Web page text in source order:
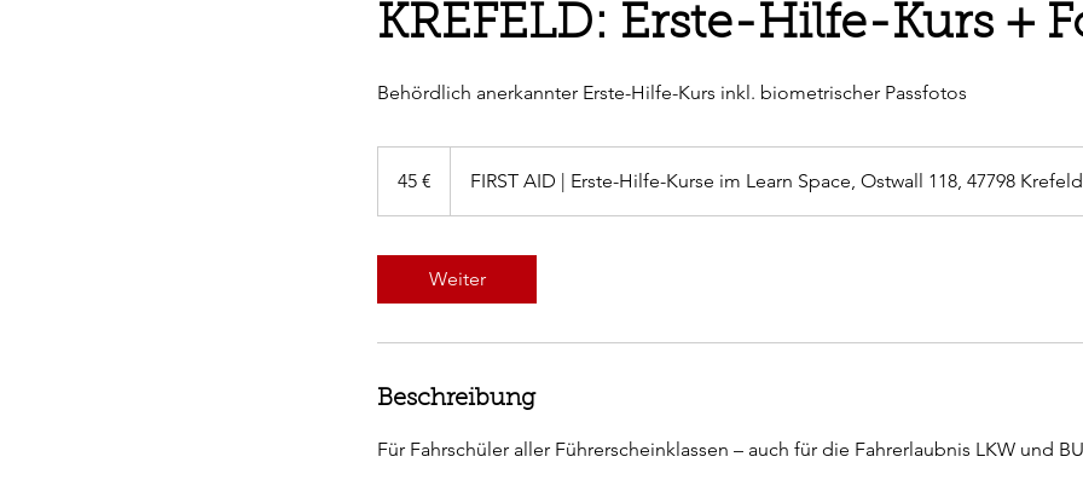
KREFELD: Erste-Hilfe-Kurs +
Behördlich anerkannter Erste-Hilfe-Kurs inkl. biometrischer Passfotos
45 € FIRST AID | Erste-Hilfe-Kurse im Learn Space, Ostwall 118, 47798 Krefeld
Weiter
Beschreibung
Für Fahrschüler aller Führerscheinklassen – auch für die Fahrerlaubnis LKW und